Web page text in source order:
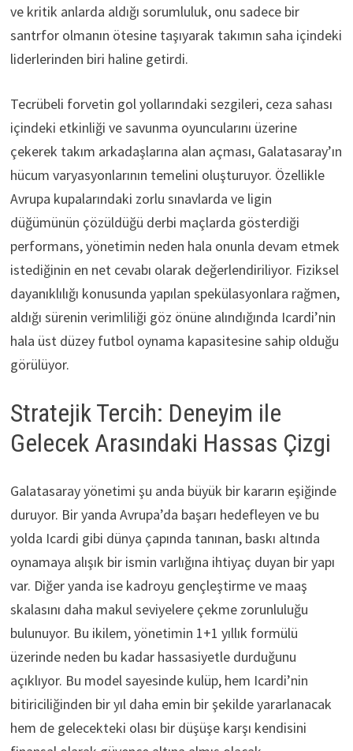
ve kritik anlarda aldığı sorumluluk, onu sadece bir
santrfor olmanın ötesine taşıyarak takımın saha içindeki
liderlerinden biri haline getirdi.
Tecrübeli forvetin gol yollarındaki sezgileri, ceza sahası
içindeki etkinliği ve savunma oyuncularını üzerine
çekerek takım arkadaşlarına alan açması, Galatasaray’ın
hücum varyasyonlarının temelini oluşturuyor. Özellikle
Avrupa kupalarındaki zorlu sınavlarda ve ligin
düğümünün çözüldüğü derbi maçlarda gösterdiği
performans, yönetimin neden hala onunla devam etmek
istediğinin en net cevabı olarak değerlendiriliyor. Fiziksel
dayanıklılığı konusunda yapılan spekülasyonlara rağmen,
aldığı sürenin verimliliği göz önüne alındığında Icardi’nin
hala üst düzey futbol oynama kapasitesine sahip olduğu
görülüyor.
Stratejik Tercih: Deneyim ile
Gelecek Arasındaki Hassas Çizgi
Galatasaray yönetimi şu anda büyük bir kararın eşiğinde
duruyor. Bir yanda Avrupa’da başarı hedefleyen ve bu
yolda Icardi gibi dünya çapında tanınan, baskı altında
oynamaya alışık bir ismin varlığına ihtiyaç duyan bir yapı
var. Diğer yanda ise kadroyu gençleştirme ve maaş
skalasını daha makul seviyelere çekme zorunluluğu
bulunuyor. Bu ikilem, yönetimin 1+1 yıllık formülü
üzerinde neden bu kadar hassasiyetle durduğunu
açıklıyor. Bu model sayesinde kulüp, hem Icardi’nin
bitiriciliğinden bir yıl daha emin bir şekilde yararlanacak
hem de gelecekteki olası bir düşüşe karşı kendisini